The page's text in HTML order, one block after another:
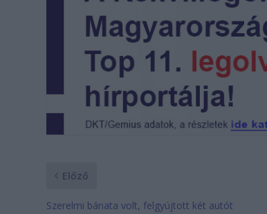
Előző
Szerelmi bánata volt, felgyújtott két autót